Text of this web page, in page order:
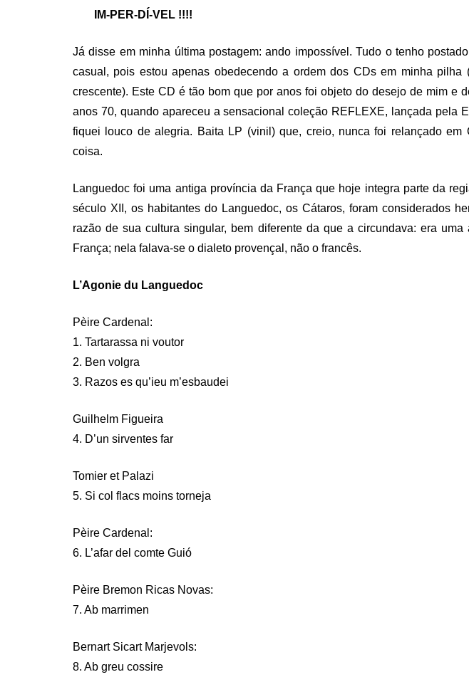
IM-PER-DÍ-VEL !!!!
Já disse em minha última postagem: ando impossível. Tudo o tenho
casual, pois estou apenas obedecendo a ordem dos CDs em minha pilha
crescente). Este CD é tão bom que por anos foi objeto do desejo de mim e
anos 70, quando apareceu a sensacional coleção REFLEXE, lançada pela
fiquei louco de alegria. Baita LP (vinil) que, creio, nunca foi relançado em
coisa.
Languedoc foi uma antiga província da França que hoje integra parte da
século XII, os habitantes do Languedoc, os Cátaros, foram considerados
razão de sua cultura singular, bem diferente da que a circundava: era
França; nela falava-se o dialeto provençal, não o francês.
L’Agonie du Languedoc
Pèire Cardenal:
1. Tartarassa ni voutor
2. Ben volgra
3. Razos es qu’ieu m’esbaudei
Guilhelm Figueira
4. D’un sirventes far
Tomier et Palazi
5. Si col flacs moins torneja
Pèire Cardenal:
6. L’afar del comte Guió
Pèire Bremon Ricas Novas:
7. Ab marrimen
Bernart Sicart Marjevols:
8. Ab greu cossire